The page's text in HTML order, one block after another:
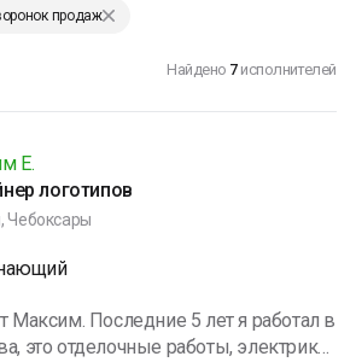
продаж
Найдено 7 исполнителей
Е.
логотипов
Чебоксары
Максим. Последние 5 лет я работал в
это отделочные работы, электрика,